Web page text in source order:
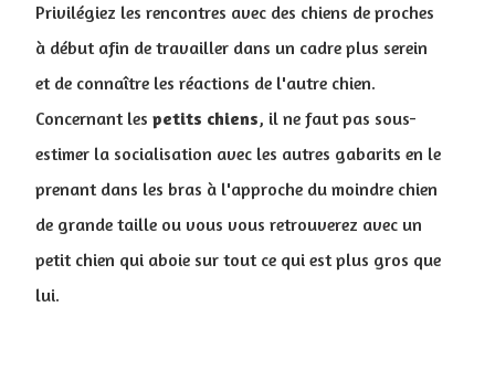
Privilégiez les rencontres avec des chiens de proches
à début afin de travailler dans un cadre plus serein
et de connaître les réactions de l'autre chien.
Concernant les petits chiens, il ne faut pas sous-
estimer la socialisation avec les autres gabarits en le
prenant dans les bras à l'approche du moindre chien
de grande taille ou vous vous retrouverez avec un
petit chien qui aboie sur tout ce qui est plus gros que
lui.